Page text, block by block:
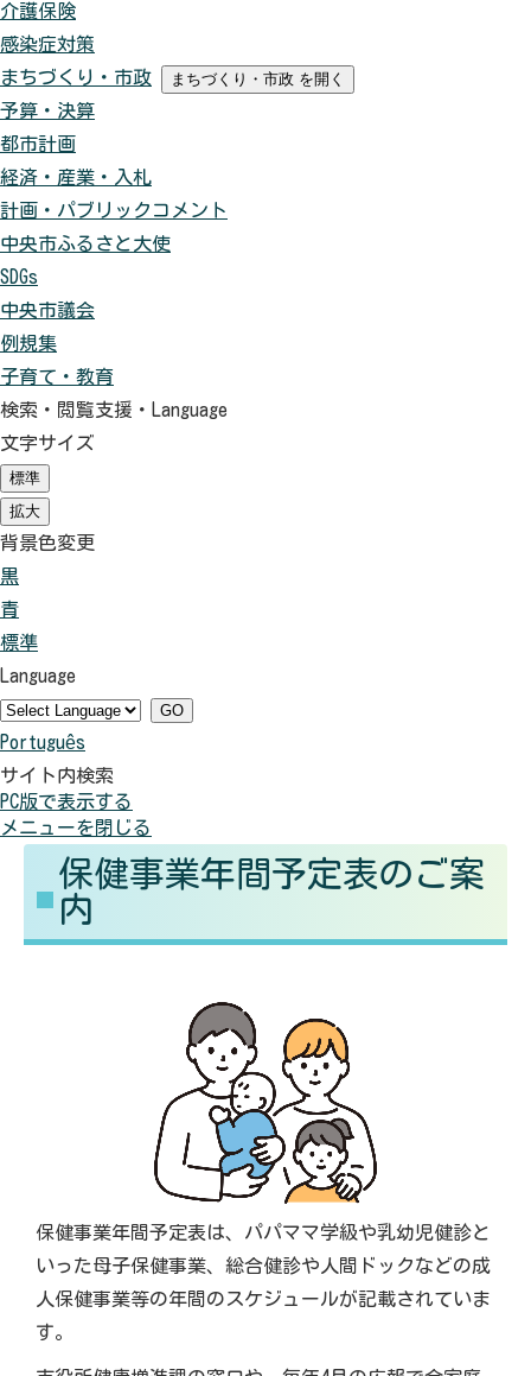
介護保険
感染症対策
まちづくり・市政
まちづくり・市政 を開く
予算・決算
都市計画
経済・産業・入札
計画・パブリックコメント
中央市ふるさと大使
SDGs
中央市議会
例規集
子育て・教育
検索・閲覧支援・
Language
文字サイズ
標準
期
状
態）
拡大
期
状
背景色変更
黒
色
を
黒
色
に
す
る
青
景
色
を
青
色
に
す
標準
景
色
を
元
に
戻
Language
GO
Português
サイト内検索
PC版で表示する
メニューを閉じる
保健事業年間予定表のご案
内
保健事業年間予定表は、パパママ学級や乳幼児健診と
いった母子保健事業、総合健診や人間ドックなどの成
人保健事業等の年間のスケジュールが記載されていま
す。